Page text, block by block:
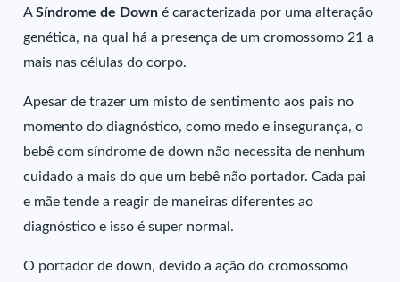
ASíndrome de Down é caracterizada por uma alteração
genética, na qual há a presença de um cromossomo 21 a
mais nas células do corpo.
Apesar de trazer um misto de sentimento aos pais no
momento do diagnóstico, como medo e insegurança, o
bebê com síndrome de down não necessita de nenhum
cuidado a mais do que um bebê não portador. Cada pai
e mãe tende a reagir de maneiras diferentes ao
diagnóstico e isso é super normal.
O portador de down, devido a ação do cromossomo